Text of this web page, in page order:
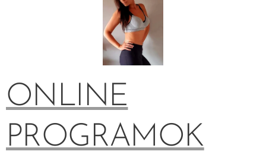
ONLINE
PROGRAMOK